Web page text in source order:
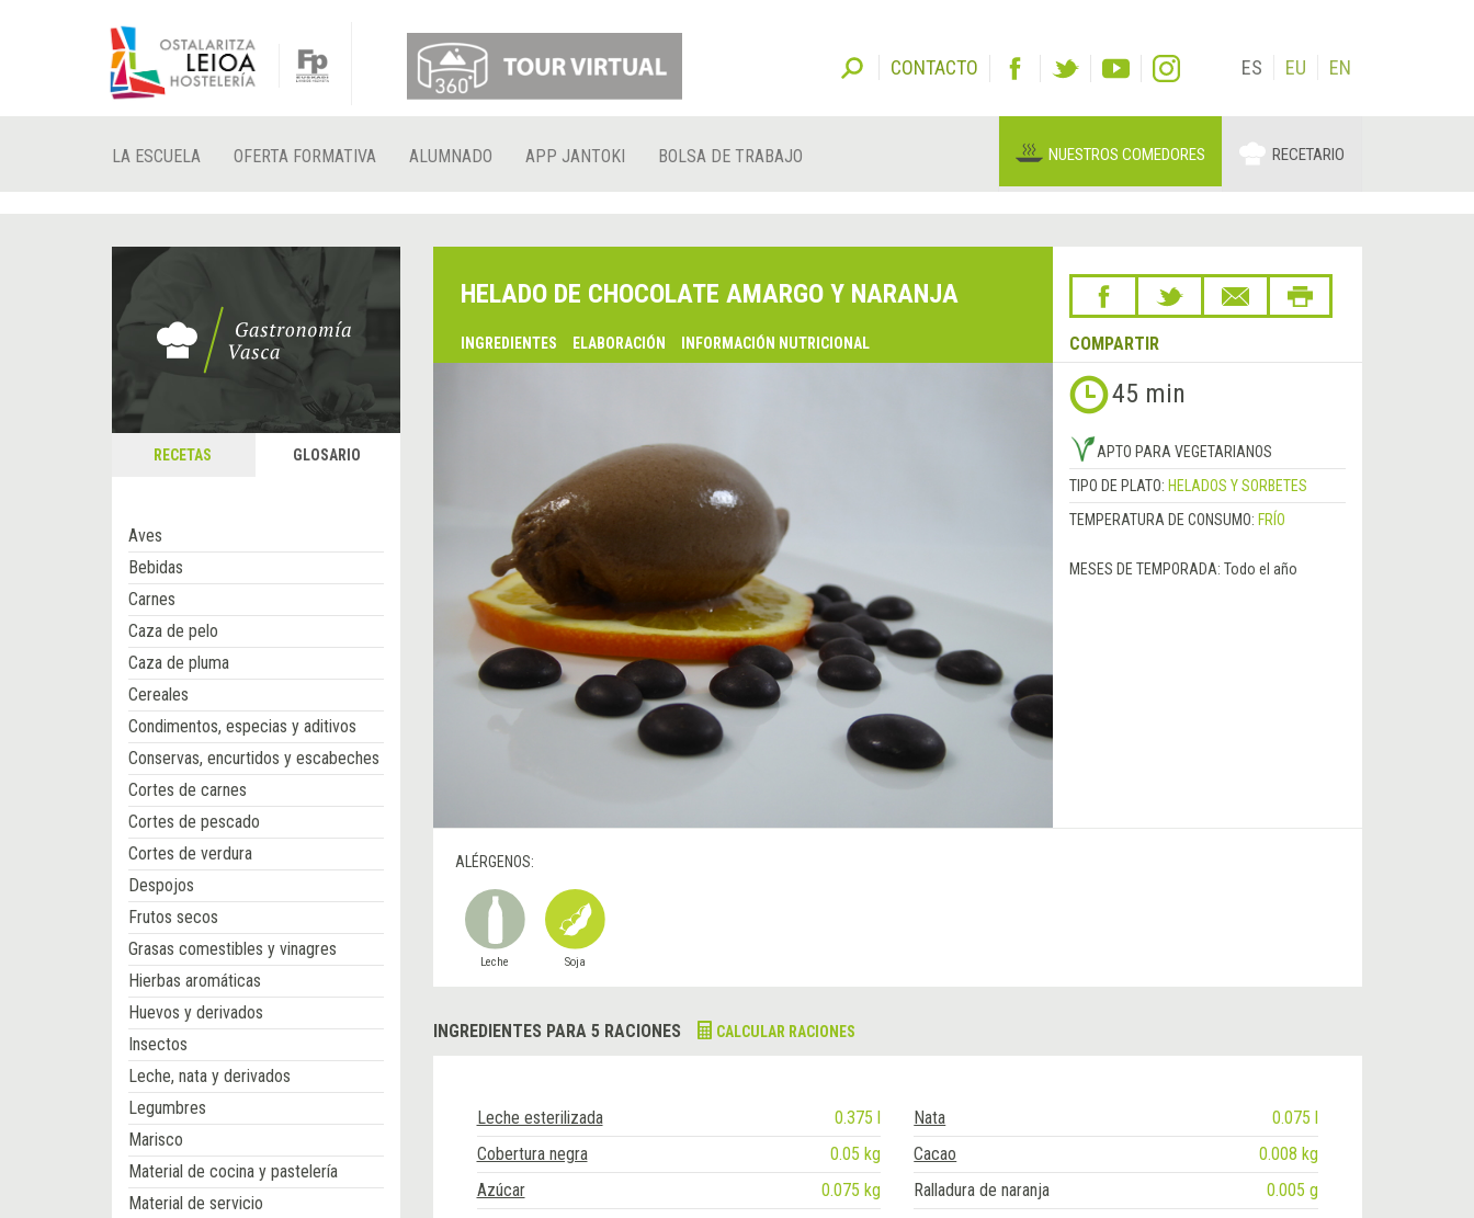
CONTACTO ES EU EN
LA ESCUELA OFERTA FORMATIVA ALUMNADO APP JANTOKI BOLSA DE TRABAJO NUESTROS COMEDORES RECETARIO
RECETAS GLOSARIO
Aves
Bebidas
Carnes
Caza de pelo
Caza de pluma
Cereales
Condimentos, especias y aditivos
Conservas, encurtidos y escabeches
Cortes de carnes
Cortes de pescado
Cortes de verdura
Despojos
Frutos secos
Grasas comestibles y vinagres
Hierbas aromáticas
Huevos y derivados
Insectos
Leche, nata y derivados
Legumbres
Marisco
Material de cocina y pastelería
Material de servicio
HELADO DE CHOCOLATE AMARGO Y NARANJA
INGREDIENTES ELABORACIÓN INFORMACIÓN NUTRICIONAL COMPARTIR
45 min
APTO PARA VEGETARIANOS
TIPO DE PLATO: HELADOS Y SORBETES
TEMPERATURA DE CONSUMO: FRÍO
MESES DE TEMPORADA: Todo el año
ALÉRGENOS:
Leche Soja
INGREDIENTES PARA 5 RACIONES CALCULAR RACIONES
Leche esterilizada 0.375 l Nata
0.075 l
Cobertura negra
0.05 kg Cacao
0.008 kg
Azúcar
0.075 kg Ralladura de naranja
0.005 g